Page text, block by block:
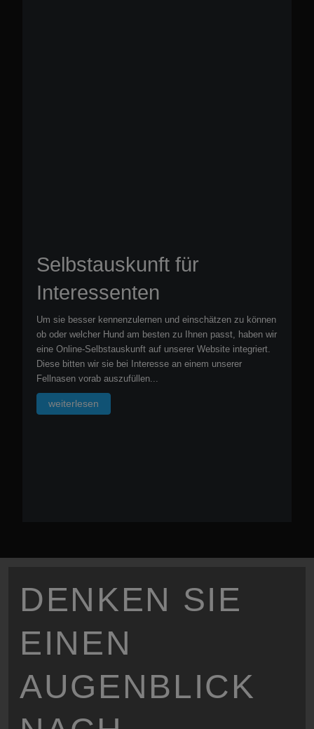
Selbstauskunft für
Interessenten
Um sie besser kennenzulernen und einschätzen zu können
ob oder welcher Hund am besten zu Ihnen passt, haben wir
eine Online-Selbstauskunft auf unserer Website integriert.
Diese bitten wir sie bei Interesse an einem unserer
Fellnasen vorab auszufüllen...
weiterlesen
DENKEN SIE
EINEN
AUGENBLICK